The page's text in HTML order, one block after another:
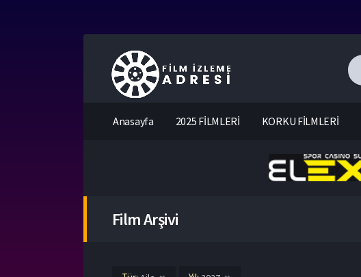
Anasayfa 2025 FİLMLERİ KORKU FİLMLERİ
Film Arşivi